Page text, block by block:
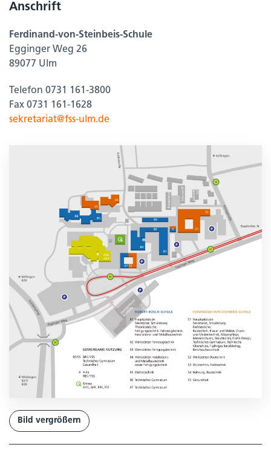
Anschrift
Ferdinand-von-Steinbeis-Schule
Egginger Weg 26
89077 Ulm
Telefon 0731 161-3800
Fax 0731 161-1628
sekretariat@fss-ulm.de
Bild vergrößern